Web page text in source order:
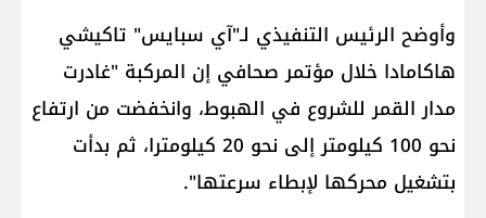
وأوضح الرئيس التنفيذي لـ"آي سبايس" تاكيشي
هاكامادا خلال مؤتمر صحافي إن المركبة "غادرت
مدار القمر للشروع في الهبوط، وانخفضت من ارتفاع
نحو 100 كيلومتر إلى نحو 20 كيلومترا، ثم بدأت
بتشغيل محركها لإبطاء سرعتها".